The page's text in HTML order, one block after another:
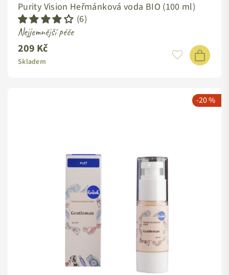
Purity Vision Heřmánková voda BIO (100 ml)
(6)
Nejjemnější péče
Standardní
cena
209 Kč
Skladem
-20 %